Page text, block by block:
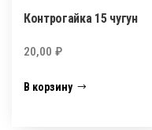
Контрогайка 15 чугун
20,00 ₽
В корзину